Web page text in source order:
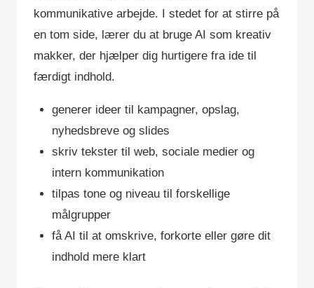
kommunikative arbejde. I stedet for at stirre på
en tom side, lærer du at bruge AI som kreativ
makker, der hjælper dig hurtigere fra ide til
færdigt indhold.
generer ideer til kampagner, opslag,
nyhedsbreve og slides
skriv tekster til web, sociale medier og
intern kommunikation
tilpas tone og niveau til forskellige
målgrupper
få AI til at omskrive, forkorte eller gøre dit
indhold mere klart